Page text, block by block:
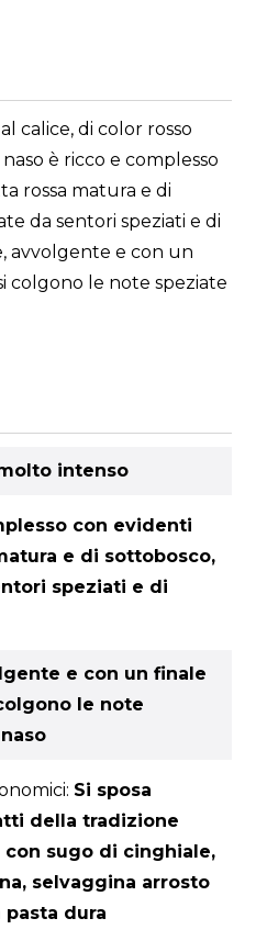
calice, di color rosso
è ricco e complesso
rossa matura e di
da sentori speziati e di
avvolgente e con un
colgono le note speziate
intenso
con evidenti
e di sottobosco,
speziati e di
e con un finale
le note
Si sposa
della tradizione
sugo di cinghiale,
selvaggina arrosto
dura